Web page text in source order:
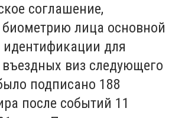
соглашение,
лица основной
идентификации для
въездных виз следующего
подписано 188
после событий 11